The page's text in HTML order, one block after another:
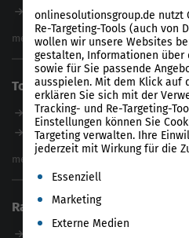
Magazin
Webinare
B2B SEO Agentur
Inhouse SEO Agentur
SEO Audit
E-Commerce SEO Agentur
Enterprise SEO Agentur
Workshops
mehr anzeigen
Tools
Unser Tool
Product-Feed-CMS
Website Analyse
Content Tool
Enterprise SEO Tool
Ladezeiten-Check
mehr anzeigen
Ratgeber
onlinesolutionsgroup.de nutzt
Re-Targeting-Tools (auch von
wollen wir unsere Websites
gestalten, Informationen über
sowie für Sie passende
ausspielen. Mit dem Klick auf
erklären Sie sich mit der
Tracking- und Re-Targeting-
Einstellungen können Sie
Targeting verwalten. Ihre
jederzeit mit Wirkung für die
Es folgt eine Liste der
Essenziell
Marketing
Externe Medien